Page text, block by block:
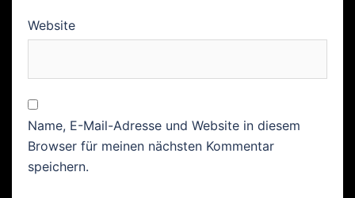
Website
Name, E-Mail-Adresse und Website in diesem
Browser für meinen nächsten Kommentar
speichern.